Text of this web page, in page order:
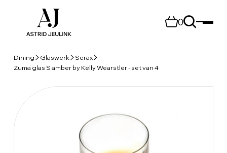
0
Dining Glaswerk
Serax
Zuma glas S amber by Kelly Wearstler - set van 4